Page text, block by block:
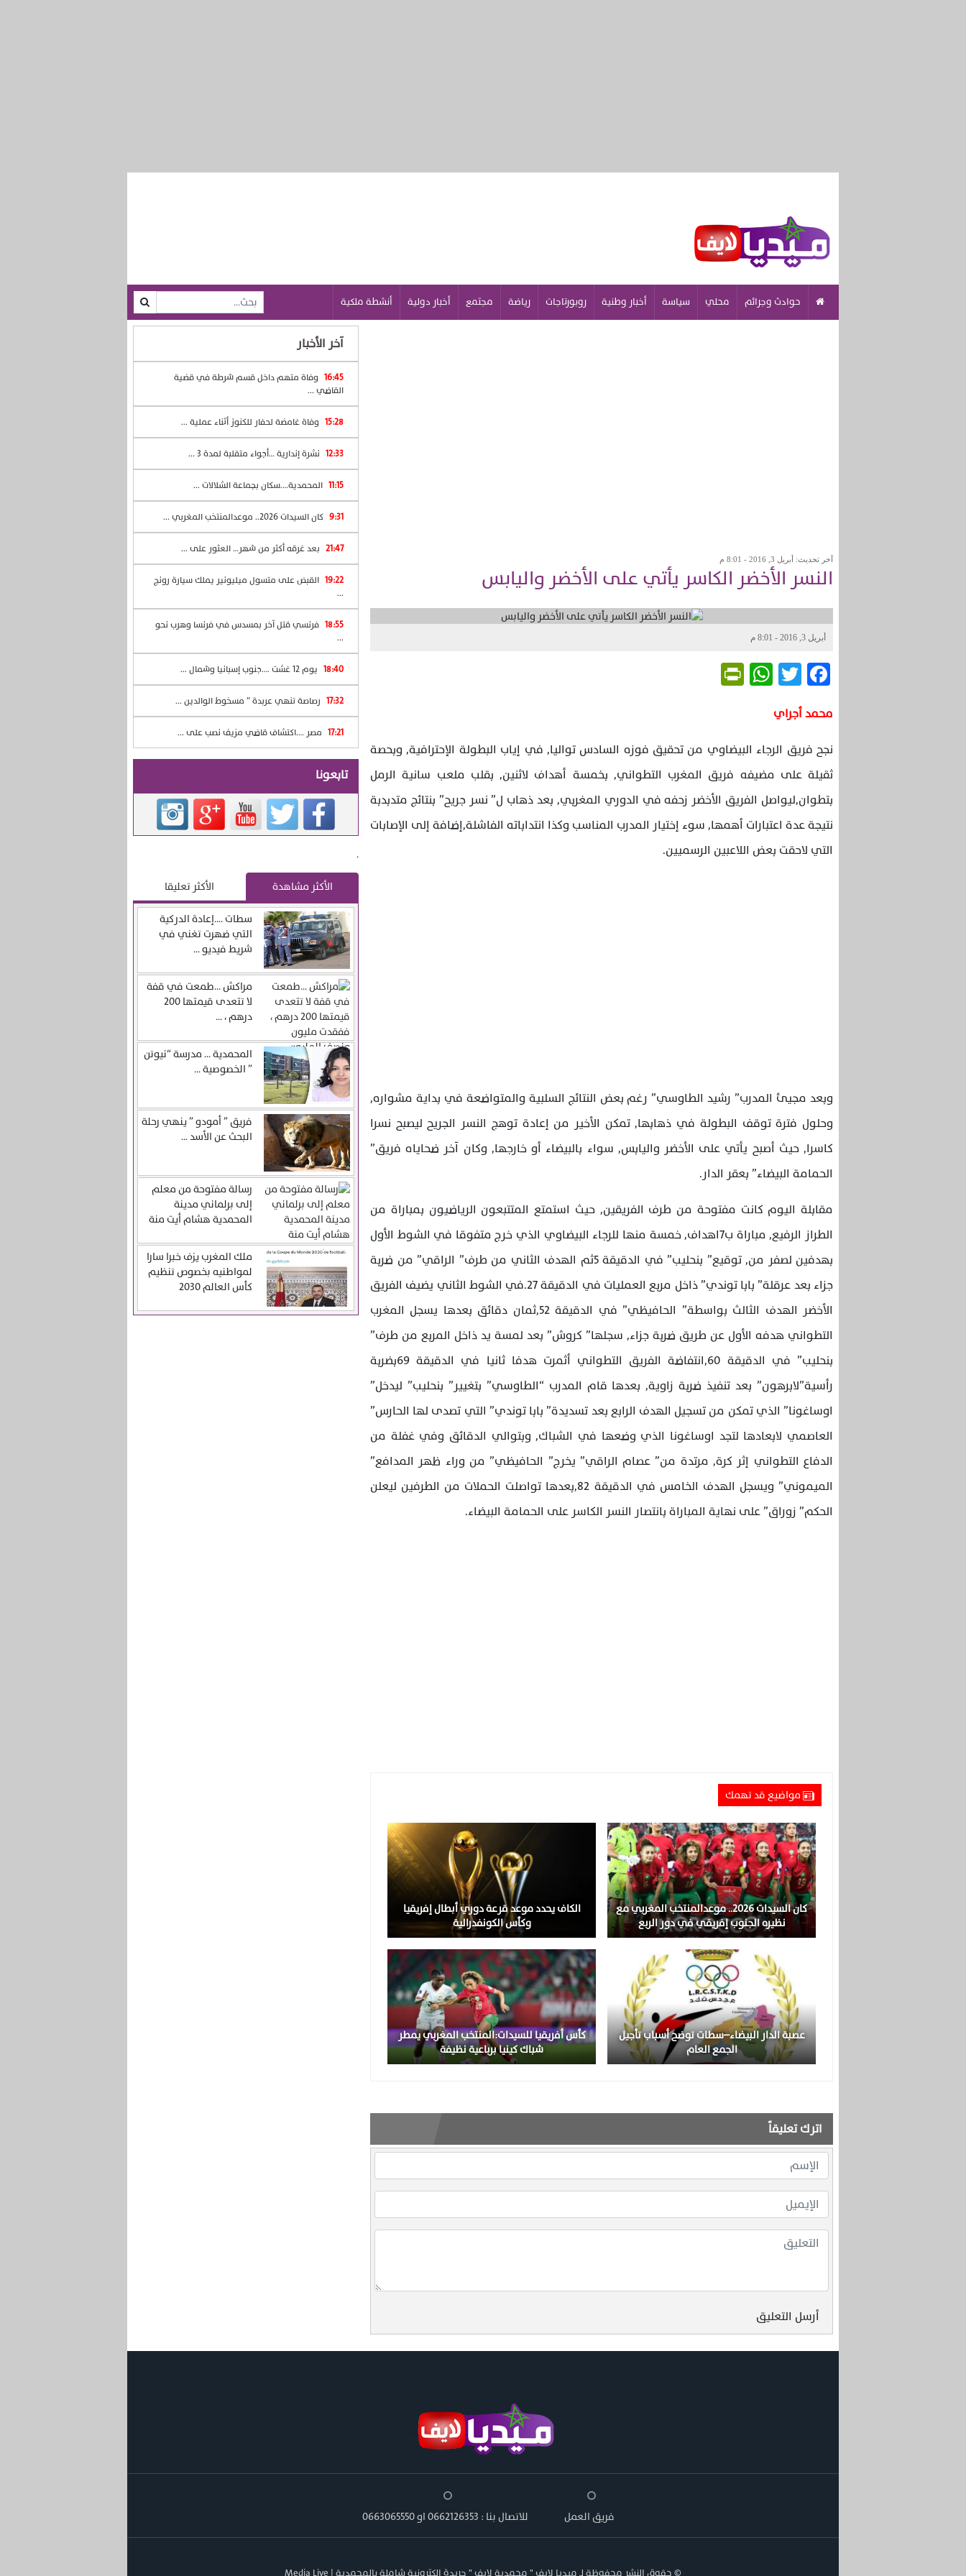
حوادث وجرائم محلي سياسة أخبار وطنية روبورتاجات رياضة مجتمع أخبار دولية أنشطة ملكية
آخر تحديث: أبريل 3, 2016 - 8:01 م
النسر الأخضر الكاسر يأتي على الأخضر واليابس
أبريل 3, 2016 - 8:01 م
Facebook
Twitter
WhatsApp
محمد أجراي
نجح فريق الرجاء البيضاوي من تحقيق فوزه السادس تواليا, في إياب البطولة الإحترافية, وبحصة
ثقيلة على مضيفه فريق المغرب التطواني, بخمسة أهداف لاثنين, بقلب ملعب سانية الرمل
بتطوان,ليواصل الفريق الأخضر زحفه في الدوري المغربي, بعد ذهاب ل” نسر جريح” بنتائج متدبدبة
نتيجة عدة اعتبارات أهمها, سوء إختيار المدرب المناسب وكذا انتداباته الفاشلة,إضافة إلى الإصابات
التي لاحقت بعض اللاعبين الرسميين.
وبعد مجيئ المدرب” رشيد الطاوسي” رغم بعض النتائج السلبية والمتواضعة في بداية مشواره,
وحلول فترة توقف البطولة في ذهابها, تمكن الأخير من إعادة توهج النسر الجريح ليصبح نسرا
كاسرا, حيث أصبح يأتي على الأخضر واليابس, سواء بالبيضاء أو خارجها, وكان آخر ضحاياه فريق”
الحمامة البيضاء” بعقر الدار.
مقابلة اليوم كانت مفتوحة من طرف الفريقين, حيث استمتع المتتبعون الرياضيون بمباراة من
الطراز الرفيع, مباراة ب7اهداف, خمسة منها للرجاء البيضاوي الذي خرج متفوقا في الشوط الأول
بهدفين لصفر من, توقيع” بنحليب” في الدقيقة 5ثم الهدف الثاني من طرف” الراقي” من ضربة
جزاء بعد عرقلة” بابا توندي” ذاخل مربع العمليات في الدقيقة 27.في الشوط الثاني يضيف الفريق
الأخضر الهدف الثالث بواسطة” الحافيظي” في الدقيقة 52,ثمان دقائق بعدها يسجل المغرب
التطواني هدفه الأول عن طريق ضربة جزاء, سجلها” كروش” بعد لمسة يد ذاخل المربع من طرف”
بنحليب” في الدقيقة 60,انتفاضة الفريق التطواني أثمرت هدفا ثانيا في الدقيقة 69بضربة
رأسية”لابرهون” بعد تنفيذ ضربة زاوية, بعدها قام المدرب “الطاوسي” بتغيير” بنحليب” ليدخل”
اوساغونا” الذي تمكن من تسجيل الهدف الرابع بعد تسديدة” بابا توندي” التي تصدى لها الحارس”
العاصمي لابعادها لتجد اوساغونا الذي وضعها في الشباك, وبتوالي الدقائق وفي غفلة من
الدفاع التطواني إثر كرة, مرتدة من” عصام الراقي” يخرج” الحافيظي” من وراء ظهر المدافع”
الميموني” ويسجل الهدف الخامس في الدقيقة 82,بعدها تواصلت الحملات من الطرفين ليعلن
الحكم” زوراق” على نهاية المباراة بانتصار النسر الكاسر على الحمامة البيضاء.
مواضيع قد تهمك
كان السيدات 2026.. موعدالمنتخب المغربي مع
نظيره الجنوب إفريقي في دور الربع
الكاف يحدد موعد قرعة دوري أبطال إفريقيا
وكأس الكونفدرالية
عصبة الدار البيضاء–سطات توضح أسباب تأجيل
الجمع العام
كأس أفريقيا للسيدات:المنتخب المغربي يمطر
شباك كينيا برباعية نظيفة
اترك تعليقاً
أرسل التعليق
آخر الأخبار
16:45 وفاة متهم داخل قسم شرطة في قضية
القاضي ...
15:28 وفاة غامضة لحفار للكنوز أثناء عملية ...
12:33 نشرة إندارية …أجواء متقلبة لمدة 3 ...
11:15 المحمدية….سكان بجماعة الشلالات ...
9:31 كان السيدات 2026.. موعدالمنتخب المغربي ...
21:47 بعد غرقه أكثر من شهر… العثور على ...
19:22 القبض على متسول ميليونير يملك سيارة رونج
...
18:55 فرنسي قتل آخر بمسدس في فرنسا وهرب نحو
...
18:40 يوم 12 غشت ….جنوب إسبانيا وشمال ...
17:32 رصاصة تنهي عربدة ” مسخوط الوالدين ...
17:21 مصر ….اكتشاف قاضي مزيف نصب على ...
تابعونا
.
الأكثر مشاهدة
الأكثر تعليقا
سطات ….إعادة الدركية
التي ضهرت تغني في
شريط فيديو ...
مراكش …طمعت في قفة
لا تتعدى قيمتها 200
درهم ، ...
المحمدية … مدرسة “نيوتن
” الخصوصية ...
فريق ” أمودو ” ينهي رحلة
البحث عن الأسد ...
رسالة مفتوحة من معلم
إلى برلماني مدينة
المحمدية هشام أيت منة
ملك المغرب يزف خبرا سارا
لمواطنيه بخصوص تنظيم
كأس العالم 2030
فريق العمل للاتصال بنا : 0662126353 او 0663065550